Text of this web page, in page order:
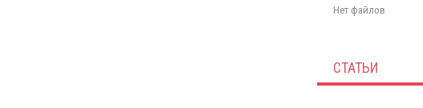
Нет файлов
СТАТЬИ